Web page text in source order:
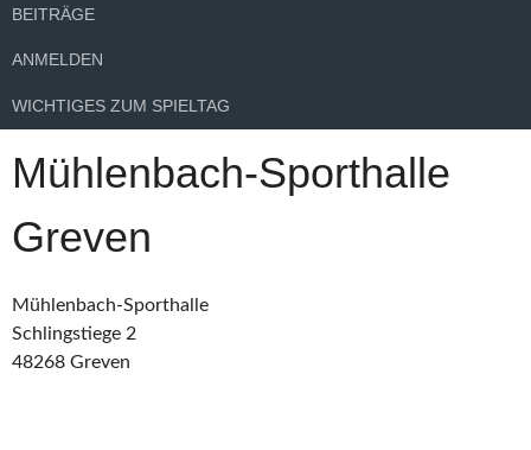
BEITRÄGE
ANMELDEN
WICHTIGES ZUM SPIELTAG
Mühlenbach-Sporthalle
Greven
Mühlenbach-Sporthalle
Schlingstiege 2
48268 Greven